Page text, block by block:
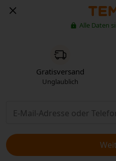
Alle Daten
Gratisversand
Unglaublich